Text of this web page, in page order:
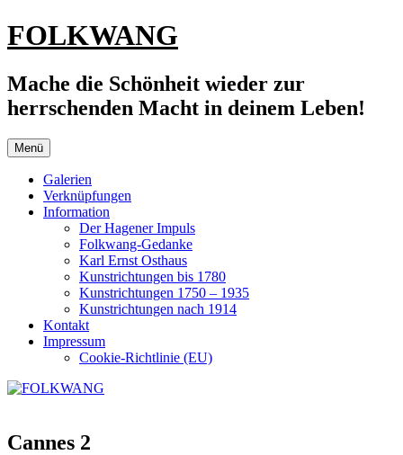
Zum
Inhalt
FOLKWANG
Mache die Schönheit wieder zur
herrschenden Macht in deinem Leben!
Menü
Galerien
Verknüpfungen
Information
Der Hagener Impuls
Folkwang-Gedanke
Karl Ernst Osthaus
Kunstrichtungen bis 1780
Kunstrichtungen 1750 – 1935
Kunstrichtungen nach 1914
Kontakt
Impressum
Cookie-Richtlinie (EU)
Cannes 2